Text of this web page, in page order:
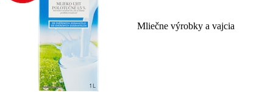
Mliečne výrobky a vajcia